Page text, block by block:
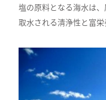
塩の原料となる海水は
取水される清浄性と富